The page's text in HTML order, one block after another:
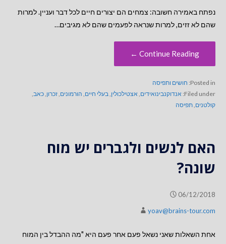
נפתח באמירה חשובה: צמחים הם יצורים חיים לכל דבר ועניין. למרות
שהם לא זזים, למרות שנראה לפעמים שהם לא מגיבים…
Continue Reading ←
Posted in: חושים ותפיסה
Filed under: אנדוקנבינואידים אצטילכולין בעלי חיים הורמונים זכרון כאב,
קולטנים תפיסה
האם לנשים ולגברים יש מוח
שונה?
06/12/2018
yoav@brains-tour.com
אחת השאלות שאני נשאל פעם אחר פעם היא "מה ההבדל בין המוח